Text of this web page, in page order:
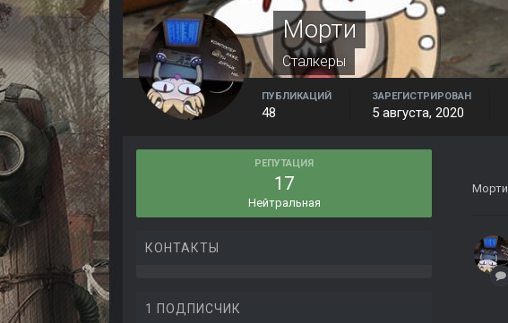
Морти
Сталкеры
ПУБЛИКАЦИЙ
48
ЗАРЕГИСТРИРОВАН
5 августа, 2020
РЕПУТАЦИЯ
17
Нейтральная
КОНТАКТЫ
1 ПОДПИСЧИК
Морти